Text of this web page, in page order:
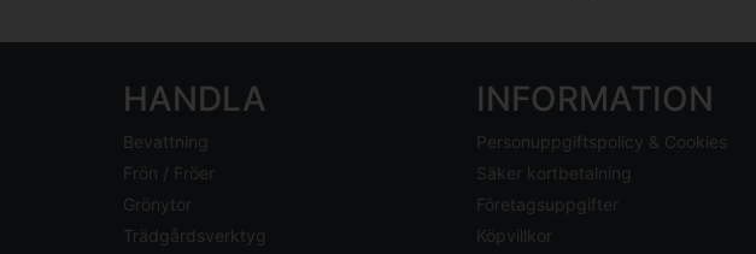
HANDLA
Bevattning
Frön / Fröer
Grönytor
Trädgårdsverktyg
INFORMATION
Personuppgiftspolicy & Cookies
Säker kortbetalning
Företagsuppgifter
Köpvillkor